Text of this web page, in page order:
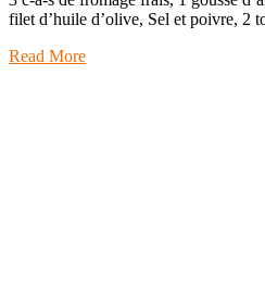
filet d’huile d’olive, Sel et poivre,
Read More